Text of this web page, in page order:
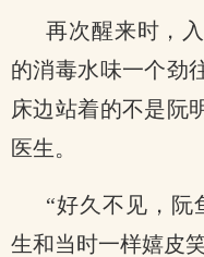
再次醒来时，
的消毒水味一个劲
床边站着的不是阮
医生。
“好久不见，阮
生和当时一样嬉皮